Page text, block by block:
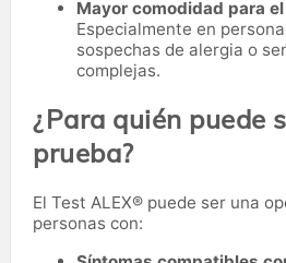
Mayor comodidad para
Especialmente en
sospechas de alergia o
complejas.
¿Para quién puede
prueba?
El Test ALEX® puede ser una
personas con: